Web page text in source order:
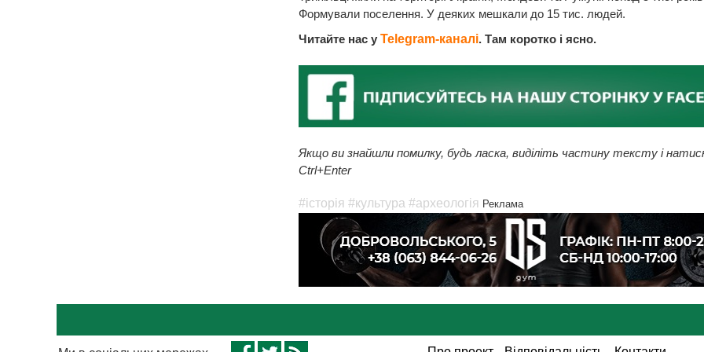
Формували поселення. У деяких мешкали до 15 тис. людей.
Читайте нас у Telegram-каналі. Там коротко і ясно.
Якщо ви знайшли помилку, будь ласка, виділіть частину тексту і
Ctrl+Enter
#історія #культура #археологія Реклама